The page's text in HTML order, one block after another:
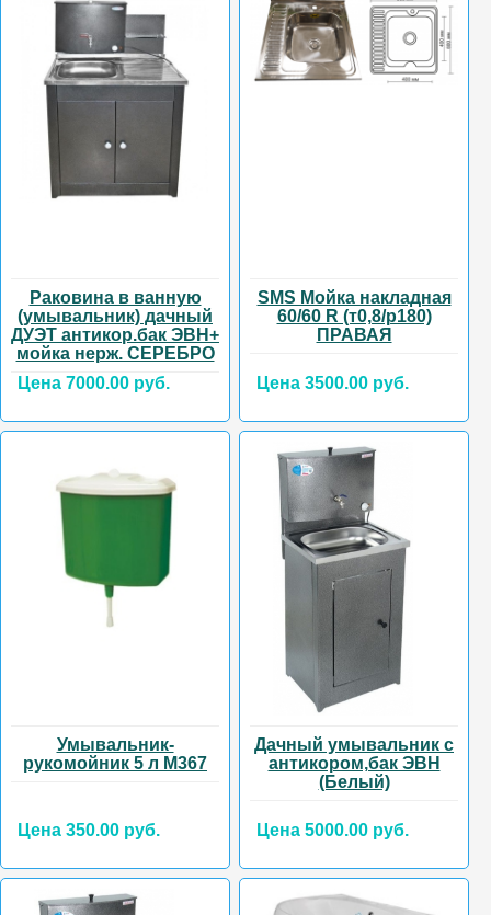
Раковина в ванную
(умывальник) дачный
ДУЭТ антикор.бак ЭВН+
мойка нерж. СЕРЕБРО
Цена 7000.00 руб.
SMS Мойка накладная
60/60 R (т0,8/р180)
ПРАВАЯ
Цена 3500.00 руб.
Умывальник-
рукомойник 5 л М367
Цена 350.00 руб.
Дачный умывальник с
антикором,бак ЭВН
(Белый)
Цена 5000.00 руб.